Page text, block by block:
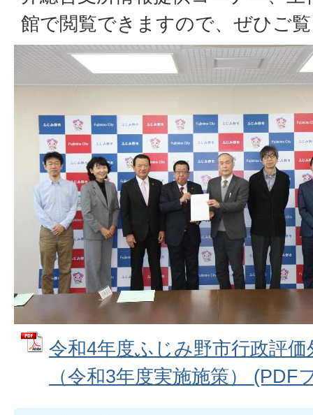
館で閲覧できますので、ぜひご
令和4年度ふじみ野市行政評
（令和3年度実施施策） (PDF